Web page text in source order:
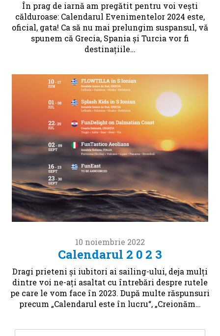
În prag de iarnă am pregătit pentru voi vești
călduroase: Calendarul Evenimentelor 2024 este,
oficial, gata! Ca să nu mai prelungim suspansul, vă
spunem că Grecia, Spania și Turcia vor fi
destinațiile…
10 noiembrie 2022
Calendarul 2 0 2 3
Dragi prieteni și iubitori ai sailing-ului, deja mulți
dintre voi ne-ați asaltat cu întrebări despre rutele
pe care le vom face în 2023. După multe răspunsuri
precum „Calendarul este în lucru“, „Creionăm…